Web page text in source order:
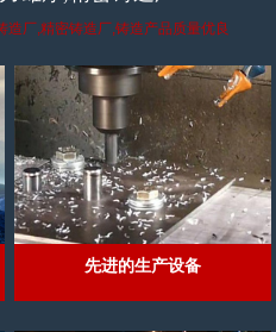
厂,精密铸造厂,铸造产品质量优良
先进的生产设备